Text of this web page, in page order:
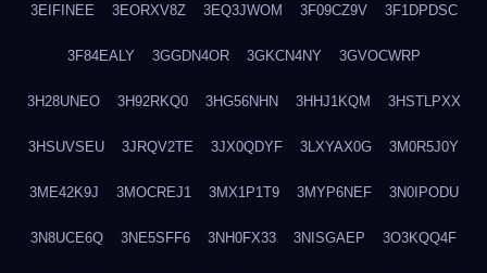
3EIFINEE 3EORXV8Z 3EQ3JWOM 3F09CZ9V 3F1DPDSC
3F84EALY 3GGDN4OR 3GKCN4NY 3GVOCWRP
3H28UNEO 3H92RKQ0 3HG56NHN 3HHJ1KQM 3HSTLPXX
3HSUVSEU 3JRQV2TE 3JX0QDYF 3LXYAX0G 3M0R5J0Y
3ME42K9J 3MOCREJ1 3MX1P1T9 3MYP6NEF 3N0IPODU
3N8UCE6Q 3NE5SFF6 3NH0FX33 3NISGAEP 3O3KQQ4F